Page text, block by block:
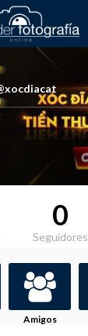
0
Seguidores
Amigos